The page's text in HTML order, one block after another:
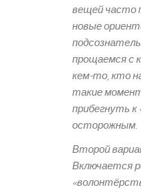
вещей часто
новые
прощаемся с
кем-то, кто
такие
прибегнуть
осторожным.
Второй
Включается